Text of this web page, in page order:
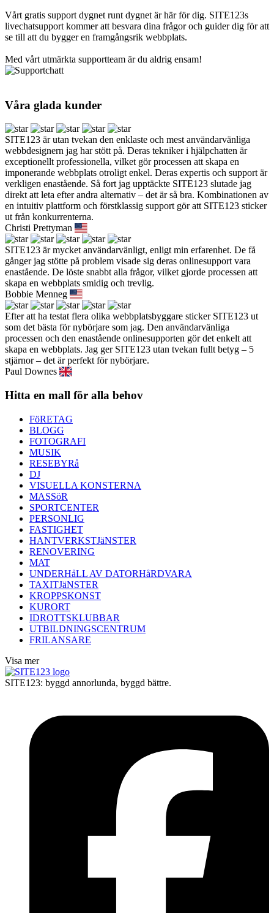
Vårt gratis support dygnet runt dygnet är här för dig. SITE123s
livechatsupport kommer att besvara dina frågor och guider dig för att
se till att du bygger en framgångsrik webbplats.
Med vårt utmärkta supportteam är du aldrig ensam!
Våra glada kunder
SITE123 är utan tvekan den enklaste och mest användarvänliga
webbdesignern jag har stött på. Deras tekniker i hjälpchatten är
exceptionellt professionella, vilket gör processen att skapa en
imponerande webbplats otroligt enkel. Deras expertis och support är
verkligen enastående. Så fort jag upptäckte SITE123 slutade jag
direkt att leta efter andra alternativ – det är så bra. Kombinationen av
en intuitiv plattform och förstklassig support gör att SITE123 sticker
ut från konkurrenterna.
Christi Prettyman
SITE123 är mycket användarvänligt, enligt min erfarenhet. De få
gånger jag stötte på problem visade sig deras onlinesupport vara
enastående. De löste snabbt alla frågor, vilket gjorde processen att
skapa en webbplats smidig och trevlig.
Bobbie Menneg
Efter att ha testat flera olika webbplatsbyggare sticker SITE123 ut
som det bästa för nybörjare som jag. Den användarvänliga
processen och den enastående onlinesupporten gör det enkelt att
skapa en webbplats. Jag ger SITE123 utan tvekan fullt betyg – 5
stjärnor – det är perfekt för nybörjare.
Paul Downes
Hitta en mall för alla behov
FöRETAG
BLOGG
FOTOGRAFI
MUSIK
RESEBYRå
DJ
VISUELLA KONSTERNA
MASSöR
SPORTCENTER
PERSONLIG
FASTIGHET
HANTVERKSTJäNSTER
RENOVERING
MAT
UNDERHåLL AV DATORHåRDVARA
TAXITJäNSTER
KROPPSKONST
KURORT
IDROTTSKLUBBAR
UTBILDNINGSCENTRUM
FRILANSARE
Visa mer
SITE123: byggd annorlunda, byggd bättre.